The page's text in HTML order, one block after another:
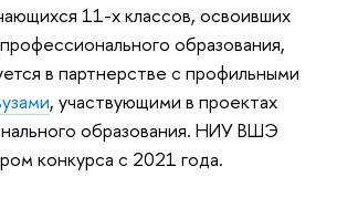
11-х классов, освоивших
образования,
в партнерстве с профильными
, участвующими в проектах
образования. НИУ ВШЭ
конкурса с 2021 года.